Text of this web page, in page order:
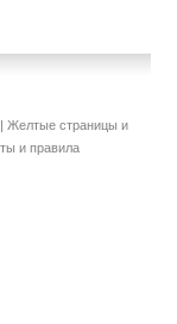
Желтые страницы и
и правила